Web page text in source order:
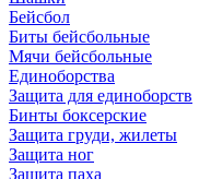
Бейсбол
Биты бейсбольные
Мячи бейсбольные
Единоборства
Защита для единоборств
Бинты боксерские
Защита груди, жилеты
Защита ног
Защита паха